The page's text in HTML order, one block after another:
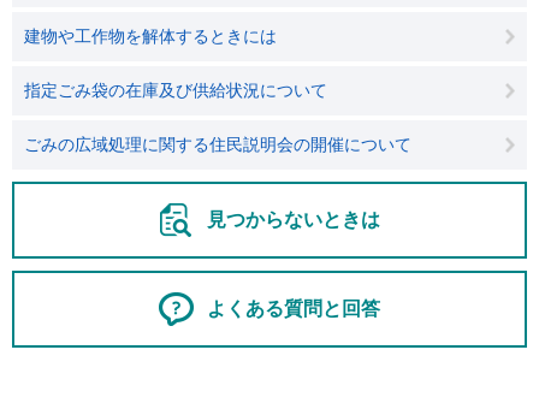
建物や工作物を解体するときには
指定ごみ袋の在庫及び供給状況について
ごみの広域処理に関する住民説明会の開催について
見つからないときは
よくある質問と回答